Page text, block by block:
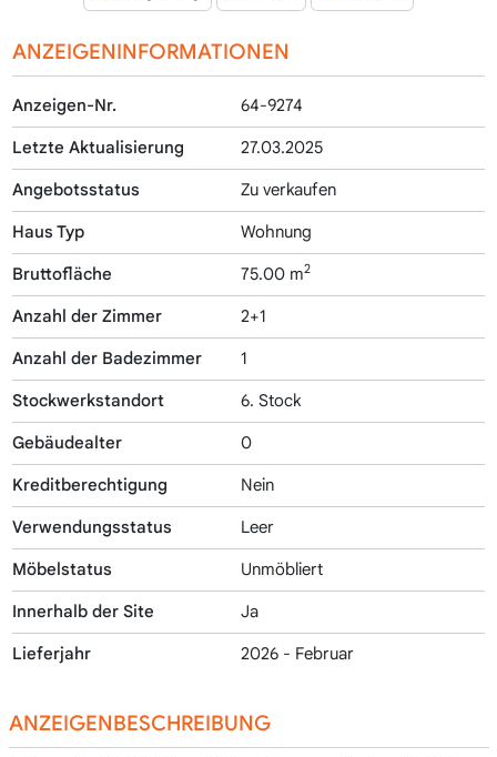
ANZEIGENINFORMATIONEN
Anzeigen-Nr. 64-9274
Letzte Aktualisierung 27.03.2025
Angebotsstatus Zu verkaufen
Haus Typ Wohnung
Bruttofläche 75.00 m2
Anzahl der Zimmer 2+1
Anzahl der Badezimmer 1
Stockwerkstandort 6. Stock
Gebäudealter 0
Kreditberechtigung Nein
Verwendungsstatus Leer
Möbelstatus Unmöbliert
Innerhalb der Site Ja
Lieferjahr 2026 - Februar
ANZEIGENBESCHREIBUNG